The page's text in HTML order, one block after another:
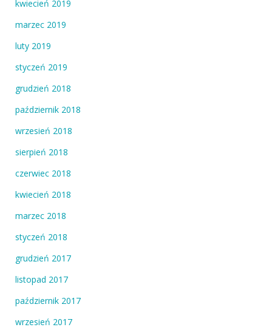
kwiecień 2019
marzec 2019
luty 2019
styczeń 2019
grudzień 2018
październik 2018
wrzesień 2018
sierpień 2018
czerwiec 2018
kwiecień 2018
marzec 2018
styczeń 2018
grudzień 2017
listopad 2017
październik 2017
wrzesień 2017